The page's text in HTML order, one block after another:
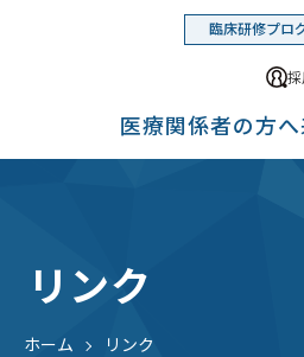
臨床研修プロ
医療関係者の方へ
リンク
ホーム リンク